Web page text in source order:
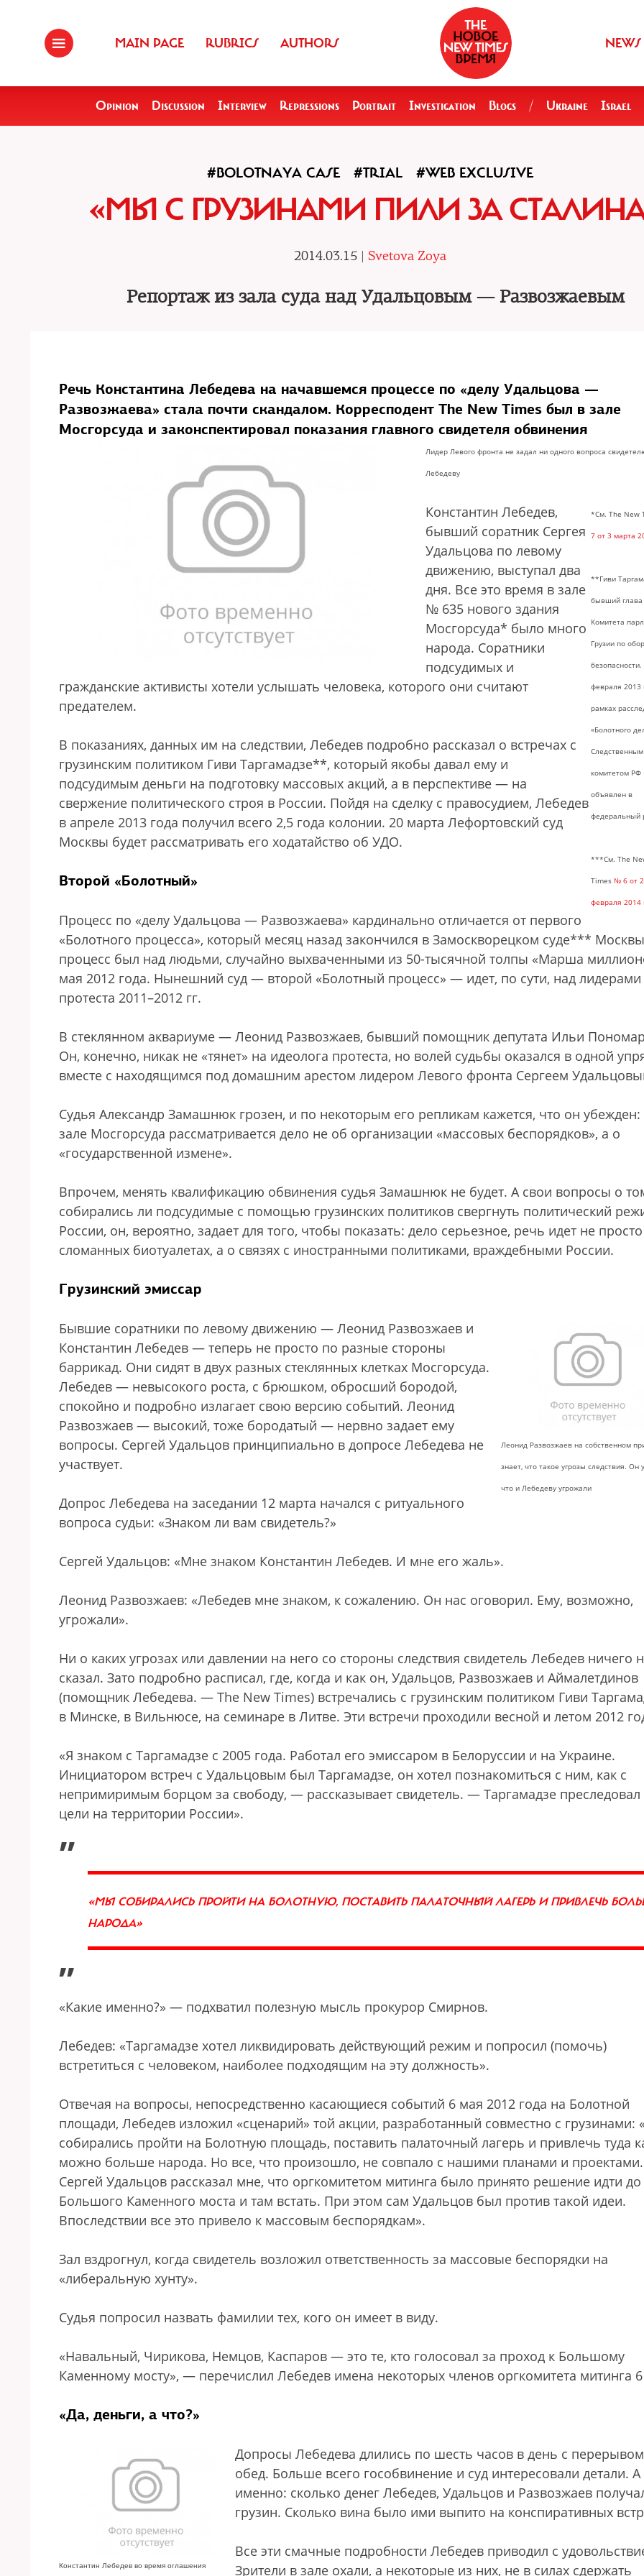
MAIN PAGE RUBRICS AUTHORS NEWS
Opinion Discussion Interview Repressions Portrait Investigation Blogs / Ukraine Israel
#BOLOTNAYA CASE #TRIAL #WEB EXCLUSIVE
«МЫ С ГРУЗИНАМИ ПИЛИ ЗА
2014.03.15 | Svetova Zoya
Репортаж из зала суда над Удальцовым — Развозжаевым
Речь Константина Лебедева на начавшемся процессе по «делу Удальцова —
Развозжаева» стала почти скандалом. Корресподент The New Times был в зале
Мосгорсуда и законспектировал показания главного свидетеля обвинения
Лидер Левого фронта не задал ни одного вопроса
Лебедеву
*См. The New
7 от 3 марта
**Гиви
бывший глава
Комитета
Грузии по
безопасности.
февраля 2013
рамках
«Болотного
Следственным
комитетом РФ
объявлен в
федеральный
***См. The
Times № 6 от
февраля 2014
Константин Лебедев,
бывший соратник Сергея
Удальцова по левому
движению, выступал два
дня. Все это время в зале
№ 635 нового здания
Мосгорсуда* было много
народа. Соратники
подсудимых и
гражданские активисты хотели услышать человека, которого они считают
предателем.
В показаниях, данных им на следствии, Лебедев подробно рассказал о встречах с
грузинским политиком Гиви Таргамадзе**, который якобы давал ему и
подсудимым деньги на подготовку массовых акций, а в перспективе — на
свержение политического строя в России. Пойдя на сделку с правосудием, Лебедев
в апреле 2013 года получил всего 2,5 года колонии. 20 марта Лефортовский суд
Москвы будет рассматривать его ходатайство об УДО.
Второй «Болотный»
Процесс по «делу Удальцова — Развозжаева» кардинально отличается от первого
«Болотного процесса», который месяц назад закончился в Замоскворецком суде***
процесс был над людьми, случайно выхваченными из 50-тысячной толпы «Марша
мая 2012 года. Нынешний суд — второй «Болотный процесс» — идет, по сути, над лидерами
протеста 2011–2012 гг.
В стеклянном аквариуме — Леонид Развозжаев, бывший помощник депутата Ильи
Он, конечно, никак не «тянет» на идеолога протеста, но волей судьбы оказался в одной
вместе с находящимся под домашним арестом лидером Левого фронта Сергеем
Судья Александр Замашнюк грозен, и по некоторым его репликам кажется, что он убежден:
зале Мосгорсуда рассматривается дело не об организации «массовых беспорядков», а о
«государственной измене».
Впрочем, менять квалификацию обвинения судья Замашнюк не будет. А свои вопросы о
собирались ли подсудимые с помощью грузинских политиков свергнуть политический
России, он, вероятно, задает для того, чтобы показать: дело серьезное, речь идет не
сломанных биотуалетах, а о связях с иностранными политиками, враждебными России.
Грузинский эмиссар
Леонид Развозжаев на собственном
знает, что такое угрозы следствия. Он
что и Лебедеву угрожали
Бывшие соратники по левому движению — Леонид Развозжаев и
Константин Лебедев — теперь не просто по разные стороны
баррикад. Они сидят в двух разных стеклянных клетках Мосгорсуда.
Лебедев — невысокого роста, с брюшком, обросший бородой,
спокойно и подробно излагает свою версию событий. Леонид
Развозжаев — высокий, тоже бородатый — нервно задает ему
вопросы. Сергей Удальцов принципиально в допросе Лебедева не
участвует.
Допрос Лебедева на заседании 12 марта начался с ритуального
вопроса судьи: «Знаком ли вам свидетель?»
Сергей Удальцов: «Мне знаком Константин Лебедев. И мне его жаль».
Леонид Развозжаев: «Лебедев мне знаком, к сожалению. Он нас оговорил. Ему, возможно,
угрожали».
Ни о каких угрозах или давлении на него со стороны следствия свидетель Лебедев ничего
сказал. Зато подробно расписал, где, когда и как он, Удальцов, Развозжаев и Аймалетдинов
(помощник Лебедева. — The New Times) встречались с грузинским политиком Гиви
в Минске, в Вильнюсе, на семинаре в Литве. Эти встречи проходили весной и летом 2012
«Я знаком с Таргамадзе с 2005 года. Работал его эмиссаром в Белоруссии и на Украине.
Инициатором встреч с Удальцовым был Таргамадзе, он хотел познакомиться с ним, как с
непримиримым борцом за свободу, — рассказывает свидетель. — Таргамадзе преследовал
цели на территории России».
„
«МЫ СОБИРАЛИСЬ ПРОЙТИ НА БОЛОТНУЮ, ПОСТАВИТЬ ПАЛАТОЧНЫЙ ЛАГЕРЬ И ПРИВЛЕЧЬ
НАРОДА»
”
«Какие именно?» — подхватил полезную мысль прокурор Смирнов.
Лебедев: «Таргамадзе хотел ликвидировать действующий режим и попросил (помочь)
встретиться с человеком, наиболее подходящим на эту должность».
Отвечая на вопросы, непосредственно касающиеся событий 6 мая 2012 года на Болотной
площади, Лебедев изложил «сценарий» той акции, разработанный совместно с грузинами:
собирались пройти на Болотную площадь, поставить палаточный лагерь и привлечь туда
можно больше народа. Но все, что произошло, не совпало с нашими планами и проектами.
Сергей Удальцов рассказал мне, что оргкомитетом митинга было принято решение идти до
Большого Каменного моста и там встать. При этом сам Удальцов был против такой идеи.
Впоследствии все это привело к массовым беспорядкам».
Зал вздрогнул, когда свидетель возложил ответственность за массовые беспорядки на
«либеральную хунту».
Судья попросил назвать фамилии тех, кого он имеет в виду.
«Навальный, Чирикова, Немцов, Каспаров — это те, кто голосовал за проход к Большому
Каменному мосту», — перечислил Лебедев имена некоторых членов оргкомитета митинга
«Да, деньги, а что?»
Константин Лебедев во время оглашения
Допросы Лебедева длились по шесть часов в день с
обед. Больше всего гособвинение и суд интересовали детали. А
именно: сколько денег Лебедев, Удальцов и Развозжаев
грузин. Сколько вина было ими выпито на конспиративных
Все эти смачные подробности Лебедев приводил с
Зрители в зале охали, а некоторые из них, не в силах сдержать